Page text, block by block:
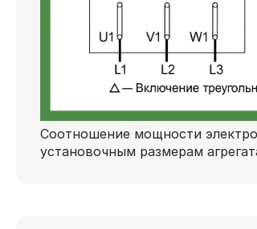
Соотношение мощности
установочным размерам